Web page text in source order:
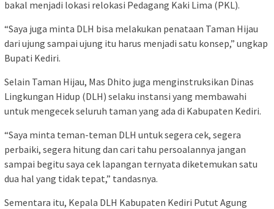
bakal menjadi lokasi relokasi Pedagang Kaki Lima (PKL).
“Saya juga minta DLH bisa melakukan penataan Taman Hijau
dari ujung sampai ujung itu harus menjadi satu konsep,” ungkap
Bupati Kediri.
Selain Taman Hijau, Mas Dhito juga menginstruksikan Dinas
Lingkungan Hidup (DLH) selaku instansi yang membawahi
untuk mengecek seluruh taman yang ada di Kabupaten Kediri.
“Saya minta teman-teman DLH untuk segera cek, segera
perbaiki, segera hitung dan cari tahu persoalannya jangan
sampai begitu saya cek lapangan ternyata diketemukan satu
dua hal yang tidak tepat,” tandasnya.
Sementara itu, Kepala DLH Kabupaten Kediri Putut Agung